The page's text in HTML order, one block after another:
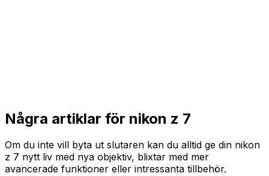
Några artiklar för nikon z 7
Om du inte vill byta ut slutaren kan du alltid ge din nikon
z 7 nytt liv med nya objektiv, blixtar med mer
avancerade funktioner eller intressanta tillbehör.